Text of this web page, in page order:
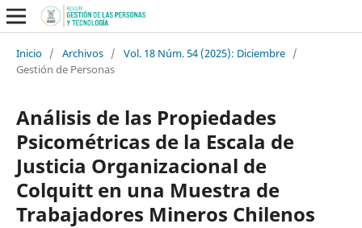
Inicio / Archivos / Vol. 18 Núm. 54 (2025): Diciembre /
Gestión de Personas
Análisis de las Propiedades
Psicométricas de la Escala de
Justicia Organizacional de
Colquitt en una Muestra de
Trabajadores Mineros Chilenos